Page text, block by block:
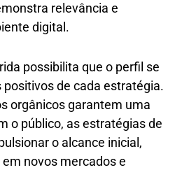
relevância e
digital.
possibilita que o perfil se
de cada estratégia.
orgânicos garantem uma
o público, as estratégias de
o alcance inicial,
novos mercados e